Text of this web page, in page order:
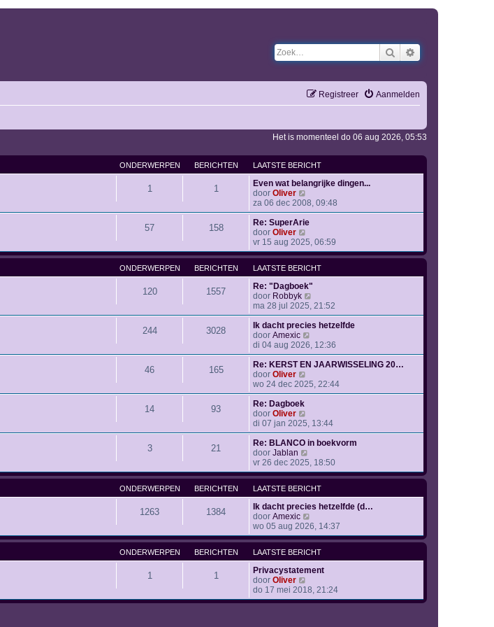
Zoek
Aanmelden
Registreer
Het is momenteel do 06 aug 2026, 05:53
ONDERWERPEN BERICHTEN LAATSTE BERICHT
1 1
Even wat belangrijke dingen...
door Oliver
e
k
i
k
l
a
a
s
t
e
b
e
r
i
c
h
t
za 06 dec 2008, 09:48
57 158
Re: SuperArie
door Oliver
e
k
i
j
k
l
a
a
t
s
t
e
b
e
r
i
t
vr 15 aug 2025, 06:59
ONDERWERPEN BERICHTEN LAATSTE BERICHT
120 1557
Re: "Dagboek"
door Robbyk
e
k
i
k
l
a
t
s
b
e
r
c
h
t
ma 28 jul 2025, 21:52
244 3028
Ik dacht precies hetzelfde
door Amexic
e
k
i
k
l
t
s
t
b
e
r
i
h
t
di 04 aug 2026, 12:36
46 165
Re: KERST EN JAARWISSELING 20…
door Oliver
e
k
k
l
a
a
t
s
t
e
b
e
r
i
c
h
t
wo 24 dec 2025, 22:44
14 93
Re: Dagboek
door Oliver
e
k
i
j
k
l
a
a
t
s
t
e
b
e
r
i
h
t
di 07 jan 2025, 13:44
3 21
Re: BLANCO in boekvorm
door Jablan
e
k
i
j
l
a
a
t
s
t
e
e
r
vr 26 dec 2025, 18:50
ONDERWERPEN BERICHTEN LAATSTE BERICHT
1263 1384
Ik dacht precies hetzelfde (d…
door Amexic
e
k
i
j
l
a
a
t
wo 05 aug 2026, 14:37
ONDERWERPEN BERICHTEN LAATSTE BERICHT
1 1
Privacystatement
door Oliver
e
k
do 17 mei 2018, 21:24